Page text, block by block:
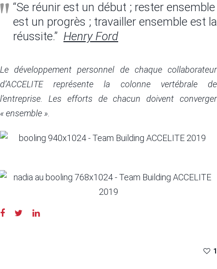
“Se réunir est un début ; rester ensemble
est un progrès ; travailler ensemble est la
réussite.” Henry Ford
Le développement personnel de chaque collaborateur
d’ACCELITE représente la colonne vertébrale de
l’entreprise. Les efforts de chacun doivent converger
« ensemble ».
1